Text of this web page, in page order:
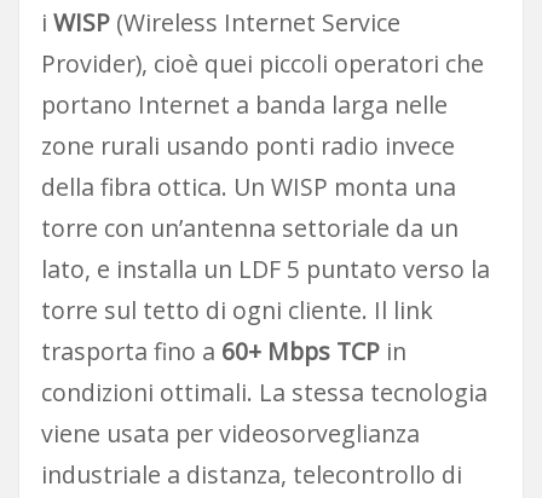
i WISP(Wireless Internet Service
Provider), cioè quei piccoli operatori che
portano Internet a banda larga nelle
zone rurali usando ponti radio invece
della fibra ottica. Un WISP monta una
torre con un’antenna settoriale da un
lato, e installa un LDF 5 puntato verso la
torre sul tetto di ogni cliente. Il link
trasporta fino a 60+ Mbps TCPin
condizioni ottimali. La stessa tecnologia
viene usata per videosorveglianza
industriale a distanza, telecontrollo di